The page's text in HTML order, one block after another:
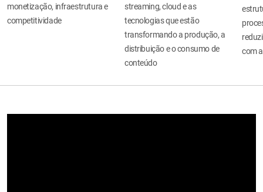
monetização, infraestrutura e
competitividade
streaming, cloud e as
tecnologias que estão
transformando a produção, a
distribuição e o consumo de
conteúdo
com